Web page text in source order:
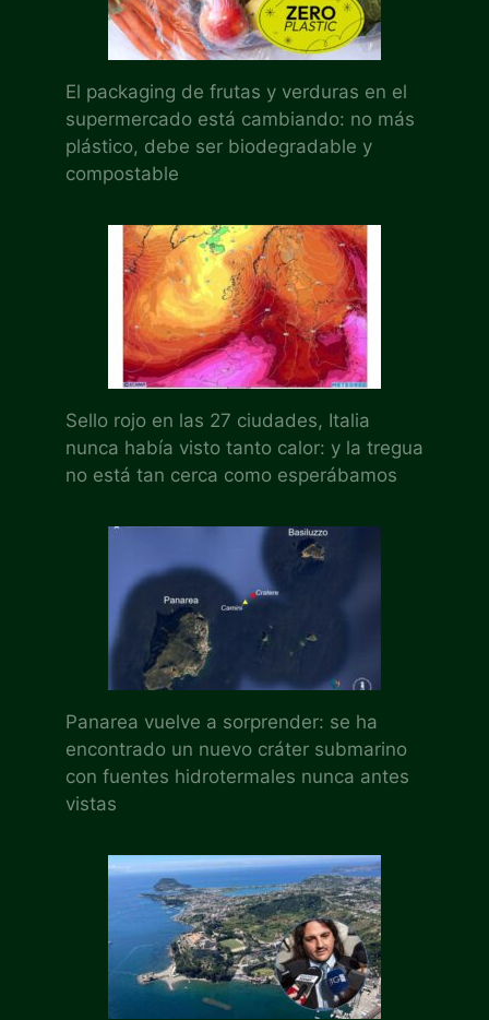
El packaging de frutas y verduras en el
supermercado está cambiando: no más
plástico, debe ser biodegradable y
compostable
Sello rojo en las 27 ciudades, Italia
nunca había visto tanto calor: y la tregua
no está tan cerca como esperábamos
Panarea vuelve a sorprender: se ha
encontrado un nuevo cráter submarino
con fuentes hidrotermales nunca antes
vistas